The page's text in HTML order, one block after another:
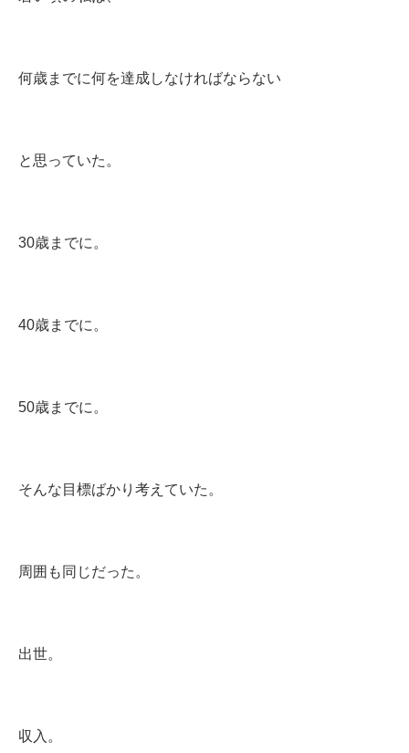
何歳までに何を達成しなければならない
と思っていた。
30歳までに。
40歳までに。
50歳までに。
そんな目標ばかり考えていた。
周囲も同じだった。
出世。
収入。